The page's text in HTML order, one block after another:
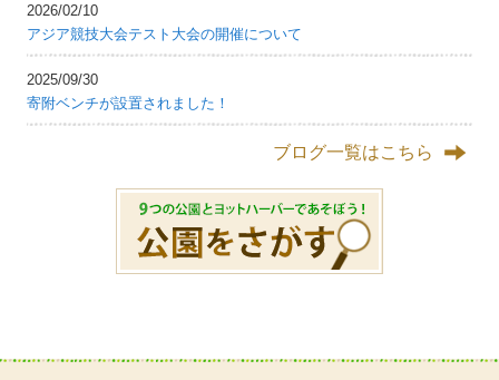
2026/02/10
アジア競技大会テスト大会の開催について
2025/09/30
寄附ベンチが設置されました！
ブログ一覧はこちら